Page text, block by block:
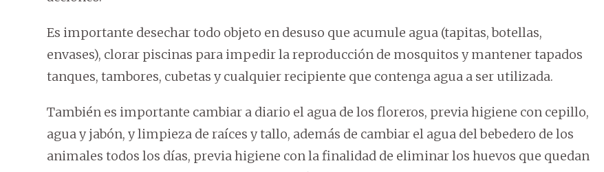
Es importante desechar todo objeto en desuso que acumule agua (tapitas, botellas,
envases), clorar piscinas para impedir la reproducción de mosquitos y mantener tapados
tanques, tambores, cubetas y cualquier recipiente que contenga agua a ser utilizada.
También es importante cambiar a diario el agua de los floreros, previa higiene con cepillo,
agua y jabón, y limpieza de raíces y tallo, además de cambiar el agua del bebedero de los
animales todos los días, previa higiene con la finalidad de eliminar los huevos que quedan